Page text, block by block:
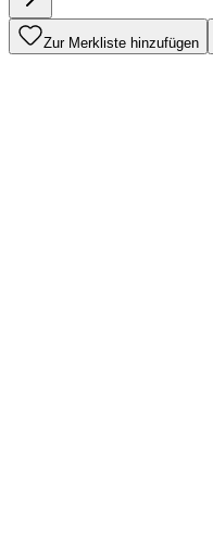
Zur Merkliste hinzufügen